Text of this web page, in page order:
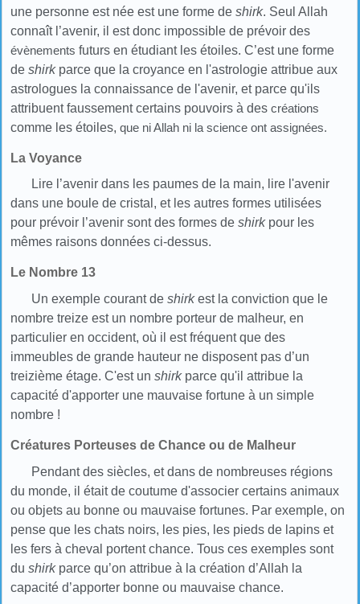
une personne est née est une forme de shirk. Seul Allah
connaît l’avenir, il est donc impossible de prévoir des
évènements futurs en étudiant les étoiles. C’est une forme
de shirkparce que la croyance en l'astrologie attribue aux
astrologues la connaissance de l'avenir, et parce qu'ils
attribuent faussement certains pouvoirs à des créations
comme les étoiles, que ni Allah ni la science ont assignées.
La Voyance
Lire l’avenir dans les paumes de la main, lire l'avenir
dans une boule de cristal, et les autres formes utilisées
pour prévoir l’avenir sont des formes de shirkpour les
mêmes raisons données ci-dessus.
Le Nombre 13
Un exemple courant deshirkest la conviction que le
nombre treize est un nombre porteur de malheur, en
particulier en occident, où il est fréquent que des
immeubles de grande hauteur ne disposent pas d’un
treizième étage. C'est un shirk parce qu'il attribue la
capacité d'apporter une mauvaise fortune à un simple
nombre !
Créatures Porteuses de Chance ou de Malheur
Pendant des siècles, et dans de nombreuses régions
du monde, il était de coutume d'associer certains animaux
ou objets au bonne ou mauvaise fortunes. Par exemple, on
pense que les chats noirs, les pies, les pieds de lapins et
les fers à cheval portent chance. Tous ces exemples sont
du shirkparce qu’on attribue à la création d’Allah la
capacité d’apporter bonne ou mauvaise chance.